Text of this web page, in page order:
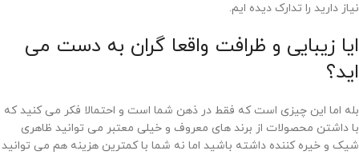
نیاز دارید را تدارک دیده ایم.
ایا زیبایی و ظرافت واقعا گران به دست می
اید؟
بله اما این چیزی است که فقط در ذهن شما است و احتمالا فکر می کنید که
با داشتن محصولات از برند های معروف و خیلی معتبر می توانید ظاهری
شیک و خیره کننده داشته باشید اما نه شما با کمترین هزینه هم می توانید